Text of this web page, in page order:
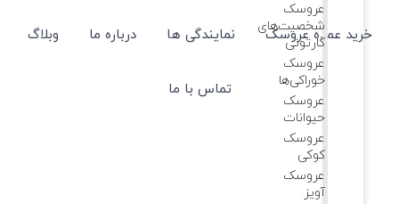
خرید عمده عروسک نمایندگی ها درباره ما وبلاگ
تماس با ما
عروسک‌
شخصیت‌های
کارتونی
عروسک
خوراکی‌ها
عروسک
حیوانات
عروسک
کوکی
عروسک
آویز